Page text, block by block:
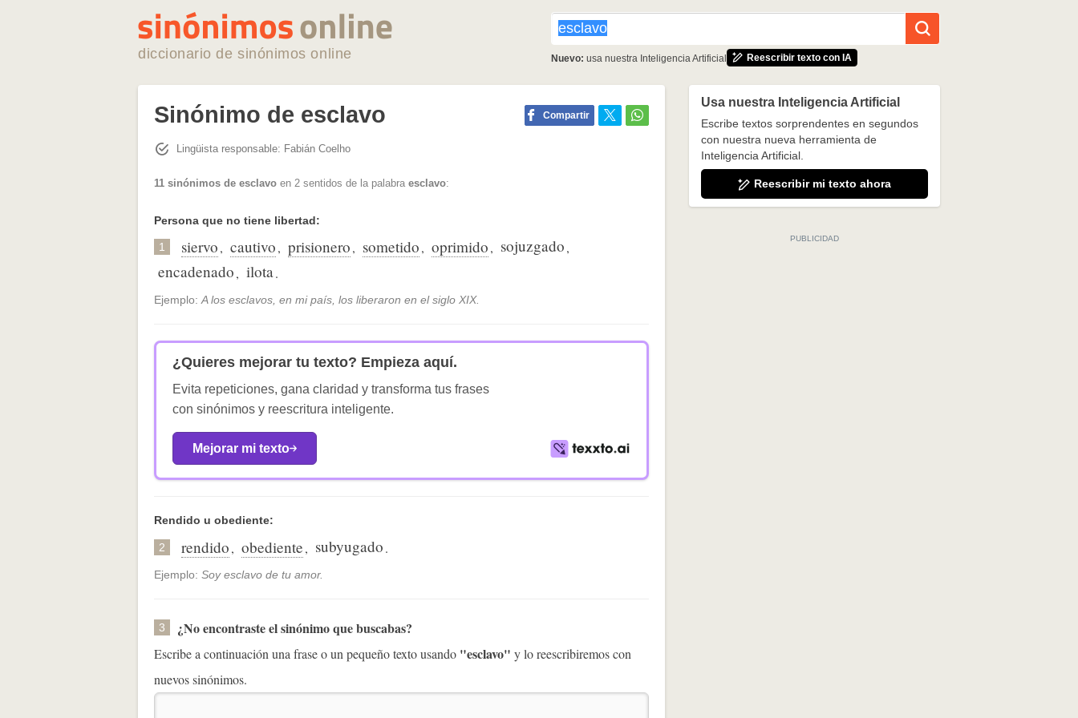
diccionario de sinónimos online Nuevo: usa nuestra Inteligencia Artificial Reescribir texto con IA
Sinónimo de esclavo Compartir
Lingüista responsable: Fabián Coelho
11 sinónimos de esclavo en 2 sentidos de la palabra esclavo:
Persona que no tiene libertad:
1 siervo, cautivo, prisionero, sometido, oprimido, sojuzgado,
encadenado, ilota.
Ejemplo:A los esclavos, en mi país, los liberaron en el siglo XIX.
¿Quieres mejorar tu texto? Empieza aquí.
Evita repeticiones, gana claridad y transforma tus frases
con sinónimos y reescritura inteligente.
Mejorar mi texto
Rendido u obediente:
2 rendido, obediente, subyugado.
Ejemplo: Soy esclavo de tu amor.
3 ¿No encontraste el sinónimo que buscabas?
Escribe a continuación una frase o un pequeño texto usando "esclavo" y lo reescribiremos con
nuevos sinónimos.
Usa nuestra Inteligencia Artificial
Escribe textos sorprendentes en segundos
con nuestra nueva herramienta de
Inteligencia Artificial.
Reescribir mi texto ahora